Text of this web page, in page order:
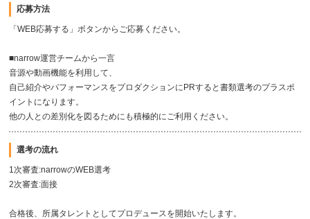
応募方法
「WEB応募する」ボタンからご応募ください。
■narrow運営チームから一言
音源や動画機能を利用して、
自己紹介やパフォーマンスをプロダクションにPRすると書類選考のプラスポ
イントになります。
他の人との差別化を図るためにも積極的にご利用ください。
選考の流れ
1次審査:narrowのWEB選考
2次審査:面接
合格後、所属タレントとしてプロデュースを開始いたします。